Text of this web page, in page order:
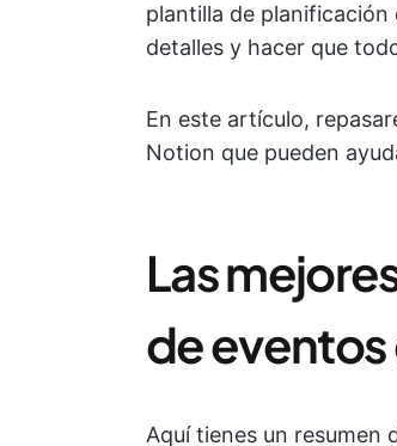
plantilla de
detalles y hacer que
En este artículo,
Notion que pueden
Las
de eventos
Aquí tienes un resumen